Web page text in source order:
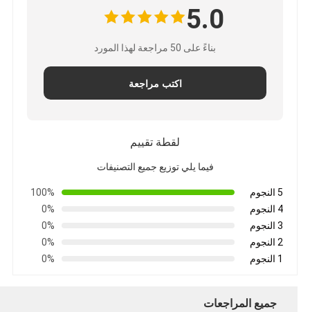
5.0
بناءً على 50 مراجعة لهذا المورد
اكتب مراجعة
لقطة تقييم
فيما يلي توزيع جميع التصنيفات
5 النجوم
100%
4 النجوم
0%
3 النجوم
0%
2 النجوم
0%
1 النجوم
0%
جميع المراجعات